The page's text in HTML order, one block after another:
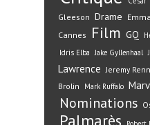
Gleeson Drame
Cannes
Film GQ
Idris Elba Jake Gyllenhaal
Lawrence Jeremy
Brolin
Mark Ruffalo
Nominations
Palmarès